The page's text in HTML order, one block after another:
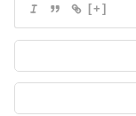
[+]
نام